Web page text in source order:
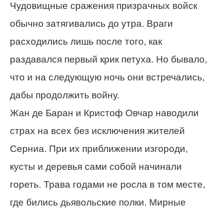
Чудовищные сражения призрачных войск
обычно затягивались до утра. Враги
расходились лишь после того, как
раздавался первый крик петуха. Но бывало,
что и на следующую ночь они встречались,
дабы продолжить войну.
Жан де Баран и Кристоф Овчар наводили
страх на всех без исключения жителей
Серниа. При их приближении изгороди,
кусты и деревья сами собой начинали
гореть. Трава годами не росла в том месте,
где бились дьявольские полки. Мирные